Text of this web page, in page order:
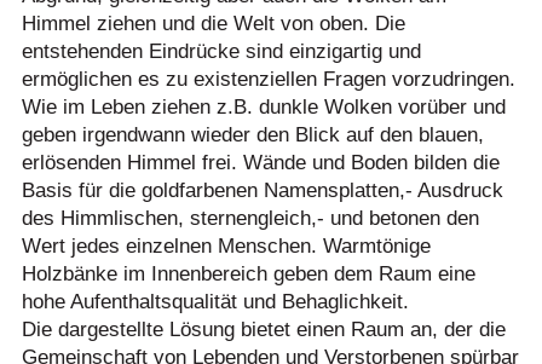
Himmel ziehen und die Welt von oben. Die
entstehenden Eindrücke sind einzigartig und
ermöglichen es zu existenziellen Fragen vorzudringen.
Wie im Leben ziehen z.B. dunkle Wolken vorüber und
geben irgendwann wieder den Blick auf den blauen,
erlösenden Himmel frei. Wände und Boden bilden die
Basis für die goldfarbenen Namensplatten,- Ausdruck
des Himmlischen, sternengleich,- und betonen den
Wert jedes einzelnen Menschen. Warmtönige
Holzbänke im Innenbereich geben dem Raum eine
hohe Aufenthaltsqualität und Behaglichkeit.
Die dargestellte Lösung bietet einen Raum an, der die
Gemeinschaft von Lebenden und Verstorbenen spürbar